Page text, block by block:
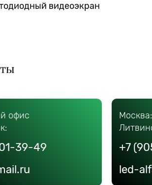
видеоэкран
офис
39-49
Москва:
+7
led-